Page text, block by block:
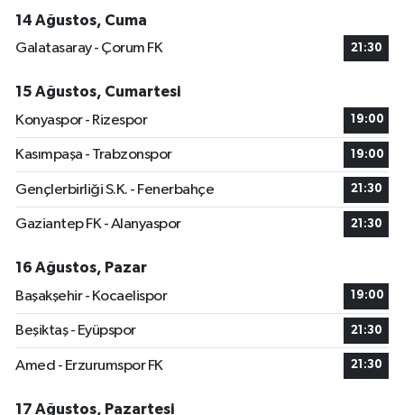
14 Ağustos, Cuma
Galatasaray - Çorum FK
21:30
15 Ağustos, Cumartesi
Konyaspor - Rizespor
19:00
Kasımpaşa - Trabzonspor 19:00
Gençlerbirliği S.K. - Fenerbahçe 21:30
Gaziantep FK - Alanyaspor 21:30
16 Ağustos, Pazar
Başakşehir - Kocaelispor
19:00
Beşiktaş - Eyüpspor 21:30
Amed - Erzurumspor FK 21:30
17 Ağustos, Pazartesi